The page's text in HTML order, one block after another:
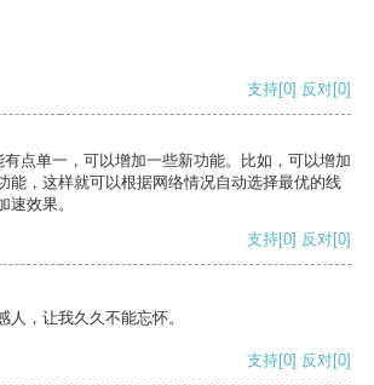
支持[0] 反对[0]
点单一，可以增加一些新功能。比如，可以增加
能，这样就可以根据网络情况自动选择最优的线
速效果。
支持[0] 反对[0]
人，让我久久不能忘怀。
支持[0] 反对[0]